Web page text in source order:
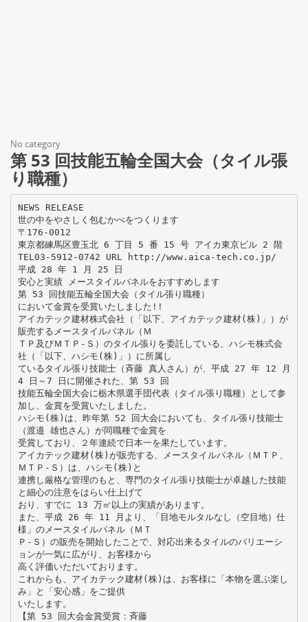
No category
第 53 回技能五輪全国大会（タイル張
り職種）
NEWS RELEASE
世の中をやさしく包むかべをつくります
〒176-0012
東京都練馬区豊玉北 6 丁目 5 番 15 号 アイカ東京ビル 2 階
TEL03-5912-0742 URL http://www.aica-tech.co.jp/
平成 28 年 1 月 25 日
安心と実績 メースタイルパネルをおすすめします
第 53 回技能五輪全国大会（タイル張り職種）
において金賞を受賞いたしました!!
アイカテック建材株式会社（「以下、アイカテック建材(株)」）が
販売するメースタイルパネル（Ｍ
ＴＰ及びＭＴＰ-Ｓ）のタイル張りを委託している、ハシモ株式会
社（「以下、ハシモ(株)」）に所属し
ているタイル張り技能士（斉藤 真人さん）が、平成 27 年 12 月
4 日～7 日に開催された、第 53 回
技能五輪全国大会に栃木県選手団代表（タイル張り職種）として参
加し、金賞を受賞いたしました。
ハシモ(株)は、昨年第 52 回大会においても、タイル張り技能士
（渡邉 雄也さん）が同職種で金賞を
受賞しており、２年連続で日本一を果たしています。
アイカテック建材(株)が販売する、メースタイルパネル（ＭＴＰ、
ＭＴＰ-Ｓ）は、ハシモ(株)と
連携し厳格な管理のもと、専門のタイル張り技能士が卓越した技能
と細心の注意をはらい仕上げて
おり、すでに 13 万㎡以上の実績があります。
また、平成 26 年 11 月より、「目地モルタルなし（空目地）仕
様」のメースタイルパネル（ＭＴ
Ｐ-Ｓ）の販売を開始したことで、対応出来るタイルのバリエーシ
ョンが一気に広がり、お客様から
高く評価いただいております。
これからも、アイカテック建材(株)は、お客様に「本物を選ぶ楽し
み」と「安心感」をご提供
いたします。
【第 53 回大会金賞受賞：斉藤